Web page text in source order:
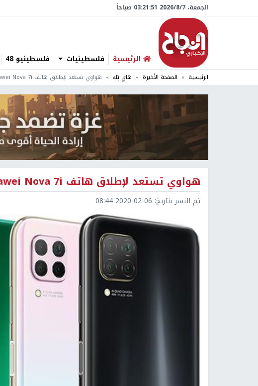
الجمعة، 7/‏8/‏2026 03:21:52 صباحاً
الرئيسية فلسطينيات فلسطينيو 48
الرئيسية الصفحة الأخيرة هاي تِك هواوي تستعد لإطلاق هاتف Huawei Nova 7i الجديد
هواوي تستعد لإطلاق هاتف Huawei Nova 7i الجديد
تم النشر بتاريخ: 2020-02-06 08:44